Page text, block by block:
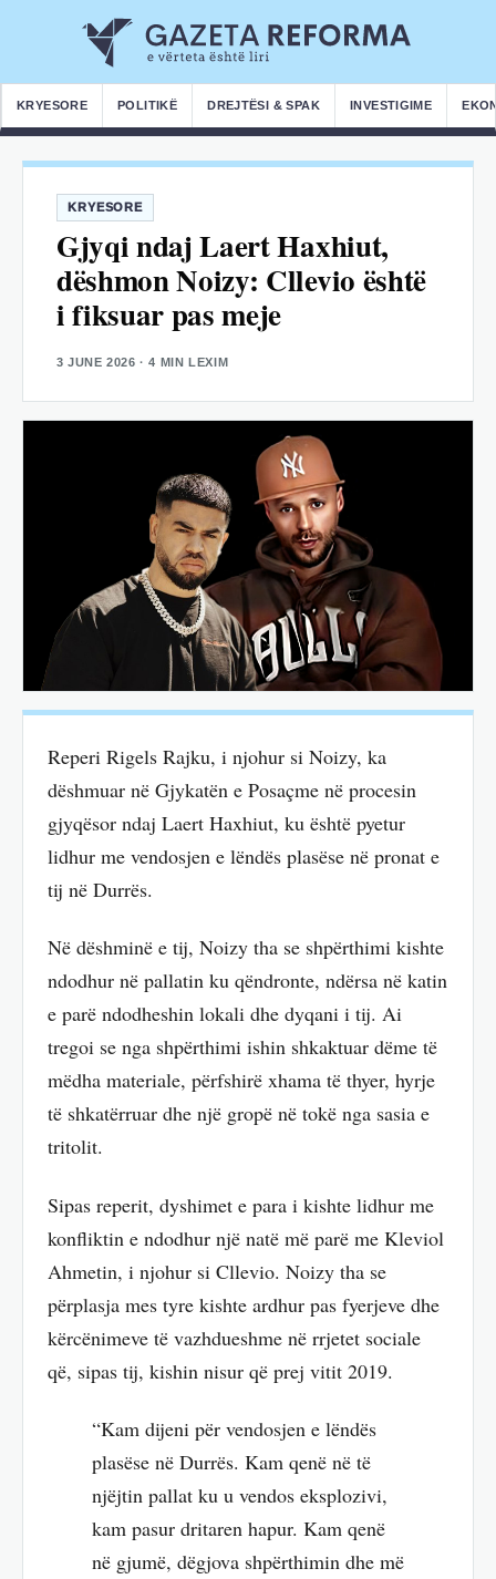
KRYESORE POLITIKË DREJTËSI & SPAK INVESTIGIME
KRYESORE
Gjyqi ndaj Laert Haxhiut,
dëshmon Noizy: Cllevio është
i fiksuar pas meje
3 JUNE 2026 · 4 MIN LEXIM
Reperi Rigels Rajku, i njohur si Noizy, ka
dëshmuar në Gjykatën e Posaçme në procesin
gjyqësor ndaj Laert Haxhiut, ku është pyetur
lidhur me vendosjen e lëndës plasëse në pronat e
tij në Durrës.
Në dëshminë e tij, Noizy tha se shpërthimi kishte
ndodhur në pallatin ku qëndronte, ndërsa në katin
e parë ndodheshin lokali dhe dyqani i tij. Ai
tregoi se nga shpërthimi ishin shkaktuar dëme të
mëdha materiale, përfshirë xhama të thyer, hyrje
të shkatërruar dhe një gropë në tokë nga sasia e
tritolit.
Sipas reperit, dyshimet e para i kishte lidhur me
konfliktin e ndodhur një natë më parë me Kleviol
Ahmetin, i njohur si Cllevio. Noizy tha se
përplasja mes tyre kishte ardhur pas fyerjeve dhe
kërcënimeve të vazhdueshme në rrjetet sociale
që, sipas tij, kishin nisur që prej vitit 2019.
“Kam dijeni për vendosjen e lëndës
plasëse në Durrës. Kam qenë në të
njëjtin pallat ku u vendos eksplozivi,
kam pasur dritaren hapur. Kam qenë
në gjumë, dëgjova shpërthimin dhe më